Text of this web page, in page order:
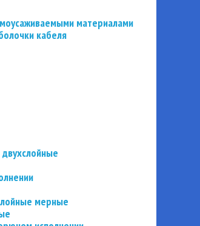
материалами
кабеля
мерные